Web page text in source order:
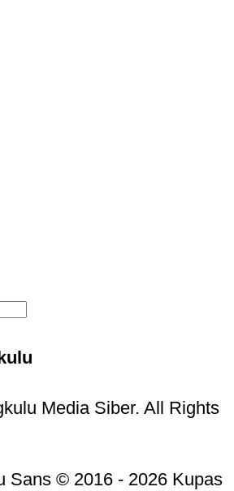
Media Siber. All Rights
Sans © 2016 - 2026 Kupas